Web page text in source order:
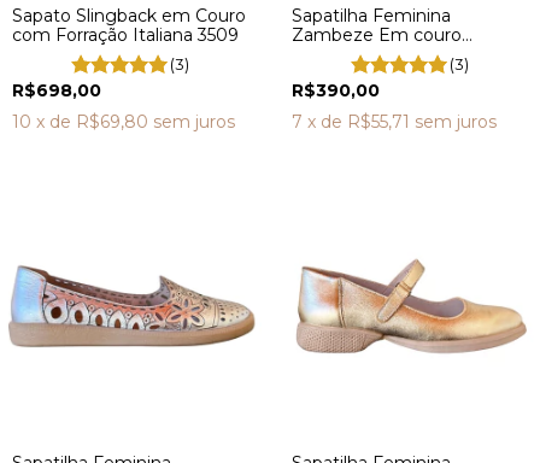
Sapato Slingback em Couro
com Forração Italiana 3509
(3)
R$698,00
10 x de R$69,80 sem juros
Sapatilha Feminina
Zambeze Em couro
Legítimo boneca Boho
GP0010
(3)
R$390,00
7 x de R$55,71 sem juros